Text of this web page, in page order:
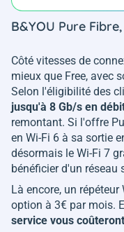
B&YOU Pure
Côté vitesses de
mieux que Free, avec
Selon l'éligibilité des
jusqu'à 8 Gb/s en
remontant. Si l'offre
en Wi-Fi 6 à sa sortie
désormais le Wi-Fi 7
bénéficier d'un réseau
Là encore, un
option à 3€ par mois.
service vous